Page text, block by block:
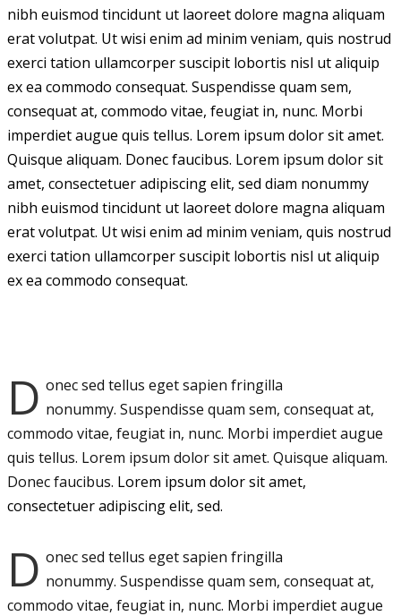
nibh euismod tincidunt ut laoreet dolore magna aliquam
erat volutpat. Ut wisi enim ad minim veniam, quis nostrud
exerci tation ullamcorper suscipit lobortis nisl ut aliquip
ex ea commodo consequat. Suspendisse quam sem,
consequat at, commodo vitae, feugiat in, nunc. Morbi
imperdiet augue quis tellus. Lorem ipsum dolor sit amet.
Quisque aliquam. Donec faucibus. Lorem ipsum dolor sit
amet, consectetuer adipiscing elit, sed diam nonummy
nibh euismod tincidunt ut laoreet dolore magna aliquam
erat volutpat. Ut wisi enim ad minim veniam, quis nostrud
exerci tation ullamcorper suscipit lobortis nisl ut aliquip
ex ea commodo consequat.
D onec sed tellus eget sapien fringilla
nonummy. Suspendisse quam sem, consequat at,
commodo vitae, feugiat in, nunc. Morbi imperdiet augue
quis tellus. Lorem ipsum dolor sit amet. Quisque aliquam.
Donec faucibus. Lorem ipsum dolor sit amet,
consectetuer adipiscing elit, sed.
D onec sed tellus eget sapien fringilla
nonummy. Suspendisse quam sem, consequat at,
commodo vitae, feugiat in, nunc. Morbi imperdiet augue